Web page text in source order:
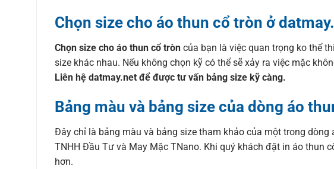
Chọn size cho áo thun cổ tròn ở
Chọn size cho áo thun cổ tròn của bạn là việc quan trọng ko thể
size khác nhau. Nếu không chọn kỹ có thể sẽ xảy ra việc mặc
Liên hệ datmay.net để được tư vấn bảng size kỹ càng.
Bảng màu và bảng size của dòng áo
Đây chỉ là bảng màu và bảng size tham khảo của một trong dòng
TNHH Đầu Tư và May Mặc TNano. Khi quý khách đặt in áo thun
hơn.